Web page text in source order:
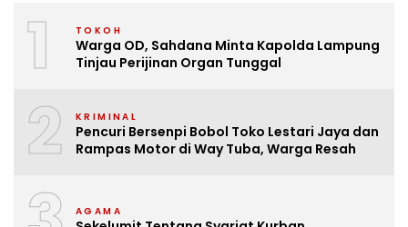
1 TOKOH
Warga OD, Sahdana Minta Kapolda Lampung
Tinjau Perijinan Organ Tunggal
2 KRIMINAL
Pencuri Bersenpi Bobol Toko Lestari Jaya dan
Rampas Motor di Way Tuba, Warga Resah
AGAMA